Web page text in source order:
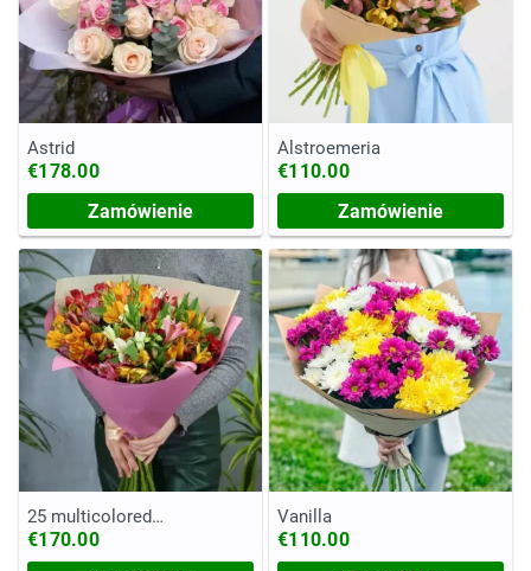
Astrid
€178.00
Zamówienie
Alstroemeria
€110.00
Zamówienie
25 multicolored
alstromerias
€170.00
Vanilla
€110.00